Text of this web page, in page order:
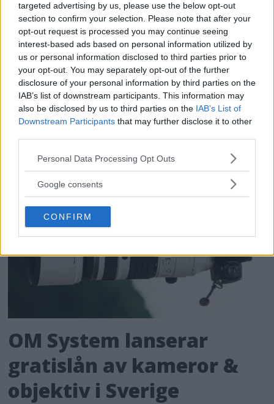
targeted advertising by us, please use the below opt-out
section to confirm your selection. Please note that after your
opt-out request is processed you may continue seeing
interest-based ads based on personal information utilized by
us or personal information disclosed to third parties prior to
your opt-out. You may separately opt-out of the further
disclosure of your personal information by third parties on the
IAB’s list of downstream participants. This information may
also be disclosed by us to third parties on the IAB’s List of
Downstream Participants that may further disclose it to other
Please note that this website/app uses one or more Google
not limited to your visit or usage behaviour. You may click to
use your data for below specified purposes in below Google
consent section.
Personal Data Processing Opt Outs
Google consents
CONFIRM
Dolby Vision 2 lanseras –
nästa generation HDR ger
bättre bild
För de som älskar både film och dynamiskt
omfång släpps nu Dolby Vision 2, en ny
bildmotor som analyserar bilden och scenen
och förbättrar den för tittaren.
OM System lanserar
gratislån av kameror &
objektiv i Sverige